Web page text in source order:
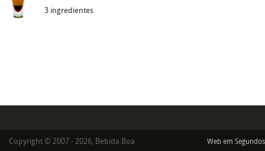
3 ingredientes
Copyright © 2007 - 2026, Bebida Boa Web em Segundos